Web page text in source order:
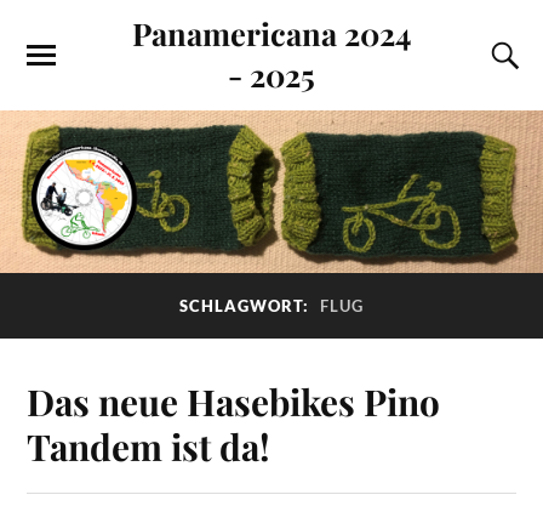
Panamericana 2024
- 2025
SCHLAGWORT: FLUG
Das neue Hasebikes Pino
Tandem ist da!